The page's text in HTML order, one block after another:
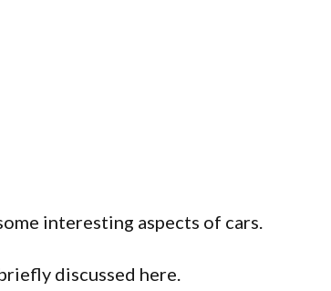
interesting aspects of cars.
discussed here.